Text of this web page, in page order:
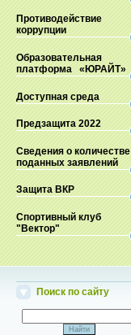
Противодействие
коррупции
Образовательная
платформа «ЮРАЙТ»
Доступная среда
Предзащита 2022
Сведения о количестве
поданных заявлений
Защита ВКР
Спортивный клуб
"Вектор"
Поиск по сайту